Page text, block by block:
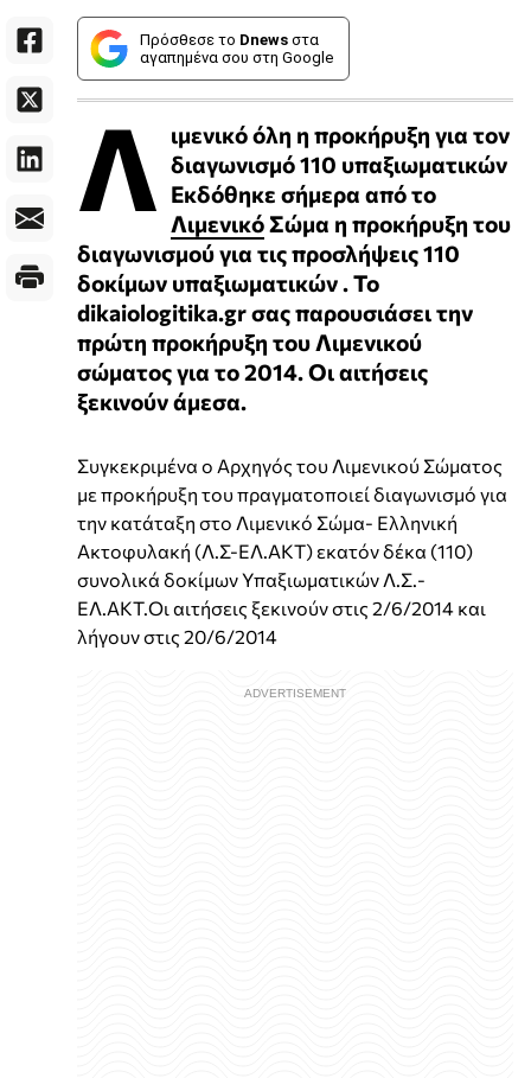
Πρόσθεσε το Dnews στα
αγαπημένα σου στη Google
Λ ιμενικό όλη η προκήρυξη για τον
διαγωνισμό 110 υπαξιωματικών
Εκδόθηκε σήμερα από το
ΛιμενικόΣώμα η προκήρυξη του
διαγωνισμού για τις προσλήψεις 110
δοκίμων υπαξιωματικών . Το
dikaiologitika.gr σας παρουσιάσει την
πρώτη προκήρυξη του Λιμενικού
σώματος για το 2014. Οι αιτήσεις
ξεκινούν άμεσα.
Συγκεκριμένα ο Αρχηγός του Λιμενικού Σώματος
με προκήρυξη του πραγματοποιεί διαγωνισμό για
την κατάταξη στο Λιμενικό Σώμα- Ελληνική
Ακτοφυλακή (Λ.Σ-ΕΛ.ΑΚΤ) εκατόν δέκα (110)
συνολικά δοκίμων Υπαξιωματικών Λ.Σ.-
ΕΛ.ΑΚΤ.Οι αιτήσεις ξεκινούν στις 2/6/2014 και
λήγουν στις 20/6/2014